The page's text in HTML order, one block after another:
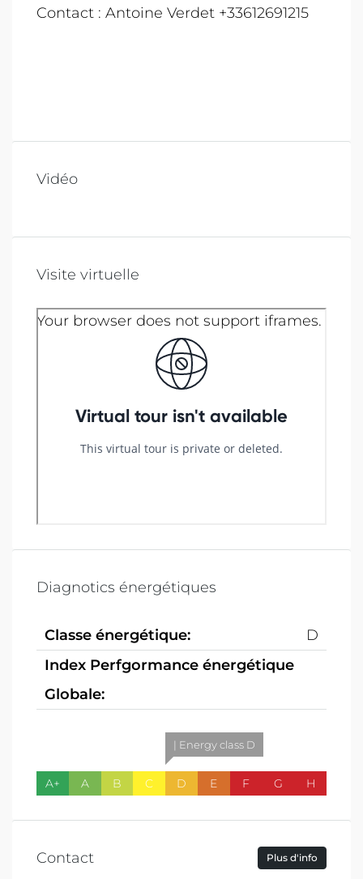
Contact : Antoine Verdet +33612691215
Vidéo
Visite virtuelle
Your browser does not support iframes.
Diagnotics énergétiques
Classe énergétique:
D
Index Perfgormance énergétique
Globale:
A+ A B C
| Energy class D
D E F G H
Contact Plus d'info